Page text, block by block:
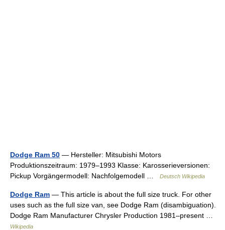
Dodge Ram 50 — Hersteller: Mitsubishi Motors
Produktionszeitraum: 1979–1993 Klasse: Karosserieversionen:
Pickup Vorgängermodell: Nachfolgemodell …
Deutsch Wikipedia
Dodge Ram — This article is about the full size truck. For other
uses such as the full size van, see Dodge Ram (disambiguation).
Dodge Ram Manufacturer Chrysler Production 1981–present …
Wikipedia